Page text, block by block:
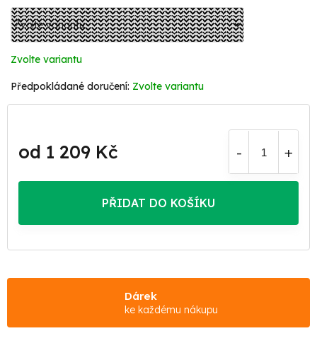
Zvolte variantu
Zvolte variantu
od 1 209 Kč
cena:
PŘIDAT DO KOŠÍKU
Dárek
ke každému nákupu